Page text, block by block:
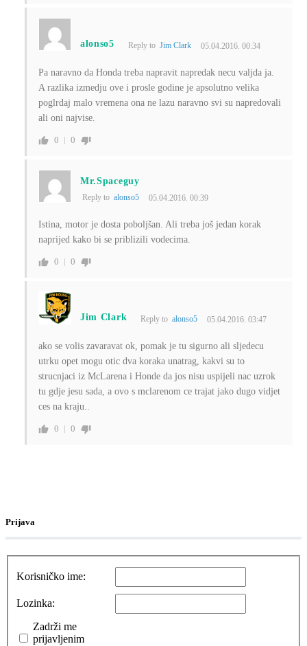
alonso5 Reply to Jim Clark 05.04.2016. 00:34
Pa naravno da Honda treba napravit napredak necu valjda ja.
A razlika izmedju ove i prosle godine je apsolutno velika
poglrdaj malo vremena ona ne lazu naravno svi su napredovali
ali oni najvise.
0 0
Mr.Spaceguy
Reply to alonso5 05.04.2016. 00:39
Istina, motor je dosta poboljšan. Ali treba još jedan korak
naprijed kako bi se priblizili vodecima.
0 0
Jim Clark Reply toalonso5 05.04.2016. 03:47
ako se volis zavaravat ok, pomak je tu sigurno ali sljedecu
utrku opet mogu otic dva koraka unatrag, kakvi su to
strucnjaci iz McLarena i Honde da jos nisu uspijeli nac uzrok
tu gdje jesu sada, a ovo s mclarenom ce trajat jako dugo vidjet
ces na kraju..
0 0
Prijava
Korisničko ime:
Lozinka:
Zadrži me
prijavljenim